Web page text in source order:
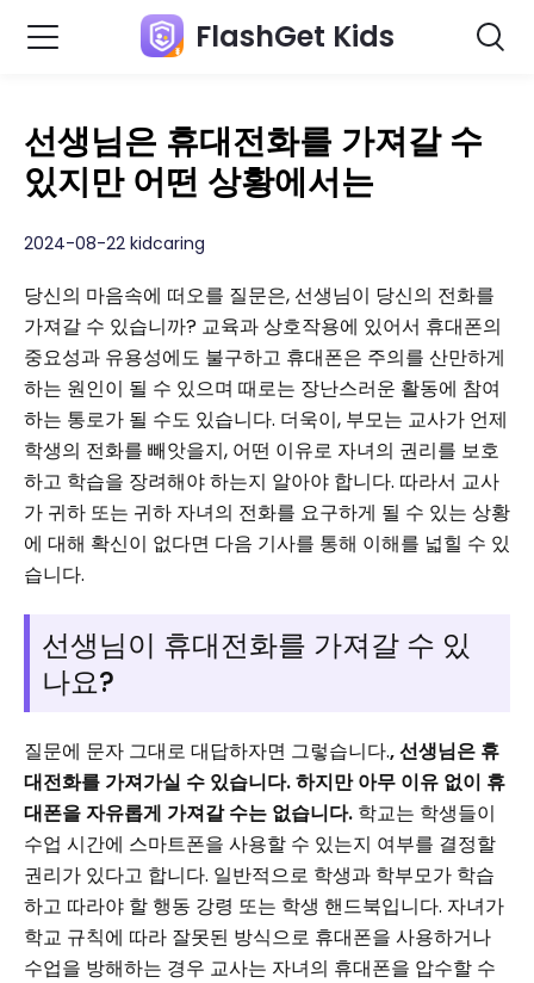
FlashGet Kids
선생님은 휴대전화를 가져갈 수
있지만 어떤 상황에서는
2024-08-22 kidcaring
당신의 마음속에 떠오를 질문은, 선생님이 당신의 전화를
가져갈 수 있습니까? 교육과 상호작용에 있어서 휴대폰의
중요성과 유용성에도 불구하고 휴대폰은 주의를 산만하게
하는 원인이 될 수 있으며 때로는 장난스러운 활동에 참여
하는 통로가 될 수도 있습니다. 더욱이, 부모는 교사가 언제
학생의 전화를 빼앗을지, 어떤 이유로 자녀의 권리를 보호
하고 학습을 장려해야 하는지 알아야 합니다. 따라서 교사
가 귀하 또는 귀하 자녀의 전화를 요구하게 될 수 있는 상황
에 대해 확신이 없다면 다음 기사를 통해 이해를 넓힐 수 있
습니다.
선생님이 휴대전화를 가져갈 수 있
나요?
질문에 문자 그대로 대답하자면 그렇습니다., 선생님은 휴
대전화를 가져가실 수 있습니다. 하지만 아무 이유 없이 휴
대폰을 자유롭게 가져갈 수는 없습니다. 학교는 학생들이
수업 시간에 스마트폰을 사용할 수 있는지 여부를 결정할
권리가 있다고 합니다. 일반적으로 학생과 학부모가 학습
하고 따라야 할 행동 강령 또는 학생 핸드북입니다. 자녀가
학교 규칙에 따라 잘못된 방식으로 휴대폰을 사용하거나
수업을 방해하는 경우 교사는 자녀의 휴대폰을 압수할 수